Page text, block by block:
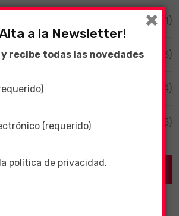
(1)
(3)
(204)
(55)
software ERP dentro de una
Alta a la Newsletter!
recibe todas las novedades
(requerido)
política de privacidad.
×